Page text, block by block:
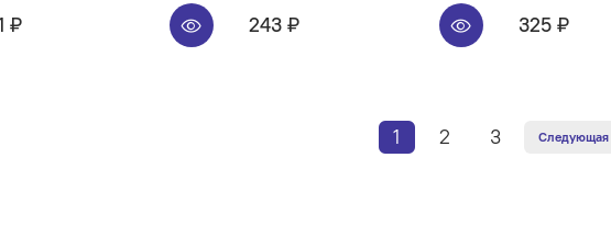
₽ 243 ₽ 325 ₽
1 2 3 Следующая